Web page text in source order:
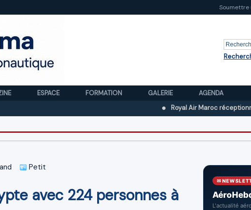
Soumettre
ESPACE FORMATION GALERIE AGENDA
Royal Air Maroc réceptionne son
Petit
avec 224 personnes à
✉
L'actualité